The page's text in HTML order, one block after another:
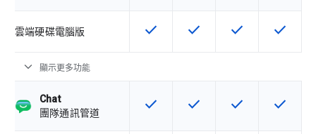
雲端硬碟電腦版 這項功能適用於該 SKU
check 這項功能適用於該 SKU
check 這項功能適用於
check 這項功
check
expand_more 顯示更多功能
Chat
團隊通訊管道
這項功能適用於該 SKU
check 這項功能適用於該 SKU
check 這項功能適用於
check 這項功
check